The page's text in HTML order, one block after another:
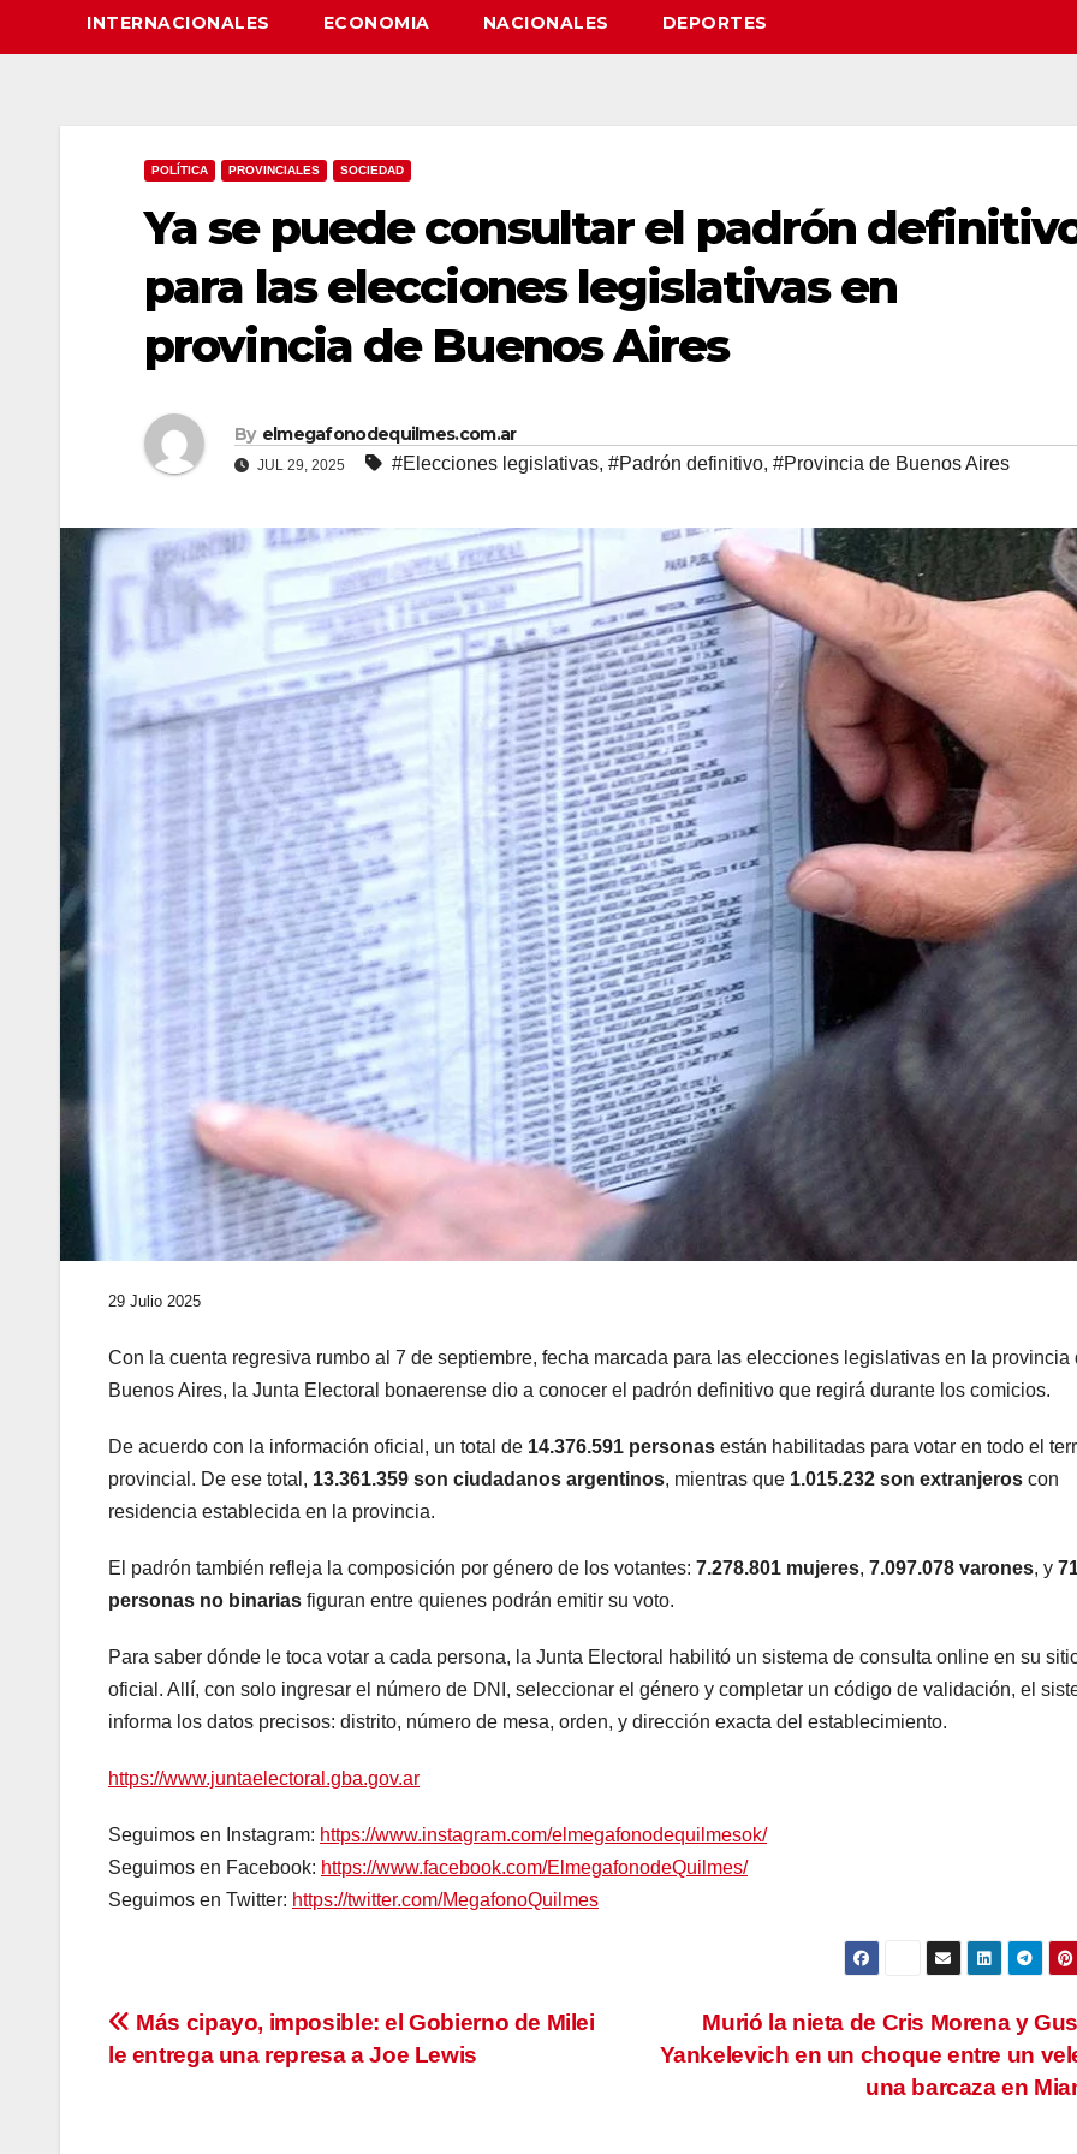
INTERNACIONALES ECONOMIA NACIONALES DEPORTES
POLÍTICA PROVINCIALES SOCIEDAD
Ya se puede consultar el padrón
para las elecciones legislativas en
provincia de Buenos Aires
By elmegafonodequilmes.com.ar
JUL 29, 2025 #Elecciones legislativas, #Padrón definitivo, #Provincia de Buenos Aires
29 Julio 2025
Con la cuenta regresiva rumbo al 7 de septiembre, fecha marcada para las elecciones legislativas en la provincia
Buenos Aires, la Junta Electoral bonaerense dio a conocer el padrón definitivo que regirá durante los comicios.
De acuerdo con la información oficial, un total de 14.376.591 personas están habilitadas para votar en todo el
provincial. De ese total, 13.361.359 son ciudadanos argentinos, mientras que 1.015.232 son extranjeros con
residencia establecida en la provincia.
El padrón también refleja la composición por género de los votantes: 7.278.801 mujeres, 7.097.078 varones, y
personas no binarias figuran entre quienes podrán emitir su voto.
Para saber dónde le toca votar a cada persona, la Junta Electoral habilitó un sistema de consulta online en su
oficial. Allí, con solo ingresar el número de DNI, seleccionar el género y completar un código de validación, el
informa los datos precisos: distrito, número de mesa, orden, y dirección exacta del establecimiento.
https://www.juntaelectoral.gba.gov.ar
Seguimos en Instagram: https://www.instagram.com/elmegafonodequilmesok/
Seguimos en Facebook: https://www.facebook.com/ElmegafonodeQuilmes/
Seguimos en Twitter: https://twitter.com/MegafonoQuilmes
Navegación
Murió la nieta de Cris Morena y
Yankelevich en un choque entre un
una barcaza en
Más cipayo, imposible: el Gobierno de Milei
le entrega una represa a Joe Lewis